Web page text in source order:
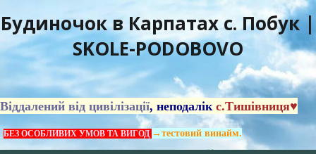
Будиночок в Карпатах с. Побук |
SKOLE-PODOBOVO
Віддалений від цивілізації, неподалік с.Тишівниця♥
БЕЗ ОСОБЛИВИХ УМОВ ТА ВИГОД →тестовий винайм.